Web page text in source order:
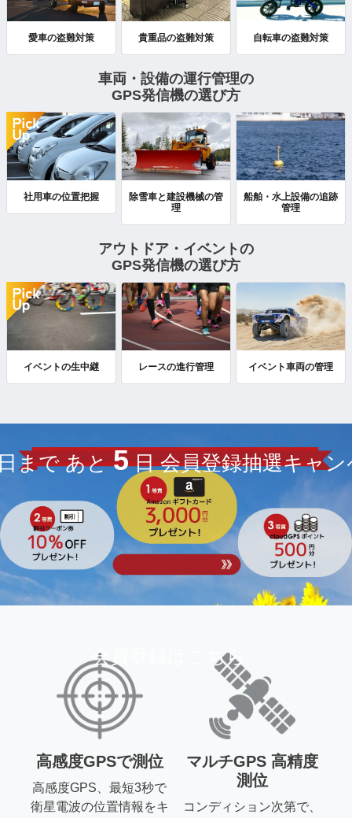
愛車の盗難対策 貴重品の盗難対策 自転車の盗難対策
車両・設備の運行管理の
GPS発信機の選び方
社用車の位置把握
除雪車と建設機械の管
理
船舶・水上設備の追跡
管理
アウトドア・イベントの
GPS発信機の選び方
イベントの生中継 レースの進行管理 イベント車両の管理
まで あと5日 会員登録抽選キャン
会員登録はこちら
高感度GPSで測位
高感度GPS、最短3秒で
衛星電波の位置情報をキ
マルチGPS 高精度
測位
コンディション次第で、